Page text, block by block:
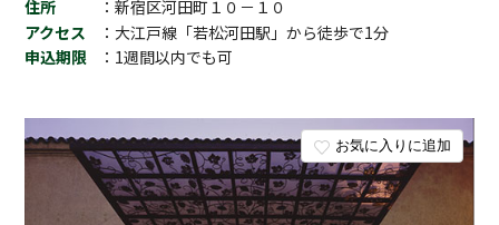
お気に入りに追加
住所
：新宿区河田町１０－１０
アクセス
：大江戸線「若松河田駅」から徒歩で1分
申込期限
：1週間以内でも可